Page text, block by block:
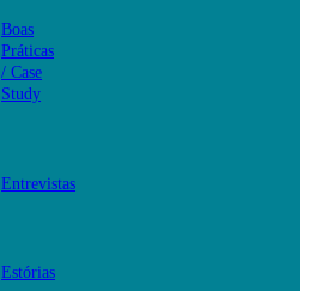
Boas
Práticas
/ Case
Study
Entrevistas
Estórias